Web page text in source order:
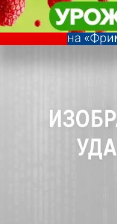
на
Общество
на
Общество
Другие
теме
Погода
валют